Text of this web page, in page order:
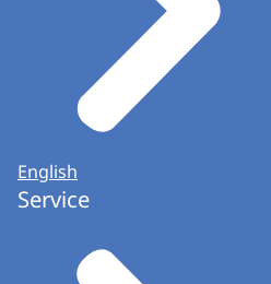
English
Service